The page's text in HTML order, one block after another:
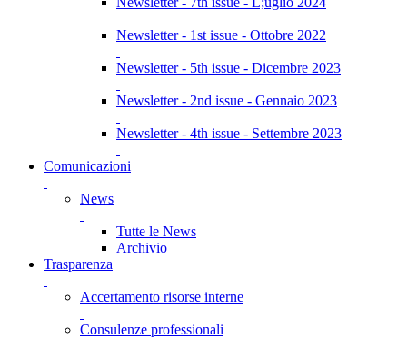
Newsletter - 1st issue - Ottobre 2022
Newsletter - 5th issue - Dicembre 2023
Newsletter - 2nd issue - Gennaio 2023
Newsletter - 4th issue - Settembre 2023
Comunicazioni
News
Tutte le News
Archivio
Trasparenza
Accertamento risorse interne
Consulenze professionali